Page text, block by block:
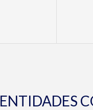
ENTIDADES